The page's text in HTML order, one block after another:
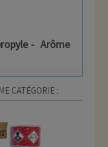
- Arôme
CATÉGORIE :